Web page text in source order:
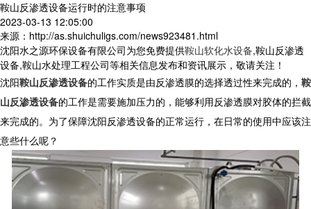
鞍山反渗透设备运行时的注意事项
2023-03-13 12:05:00
来源：http://as.shuichuligs.com/news923481.html
沈阳水之源环保设备有限公司为您免费提供鞍山软化水设备,鞍山反渗透
设备,鞍山水处理工程公司等相关信息发布和资讯展示，敬请关注！
沈阳鞍山反渗透设备的工作实质是由反渗透膜的选择透过性来完成的， 鞍
山反渗透设备的工作是需要施加压力的，能够利用反渗透膜对胶体的拦截
来完成的。为了保障沈阳反渗透设备的正常运行，在日常的使用中应该注
意些什么呢？